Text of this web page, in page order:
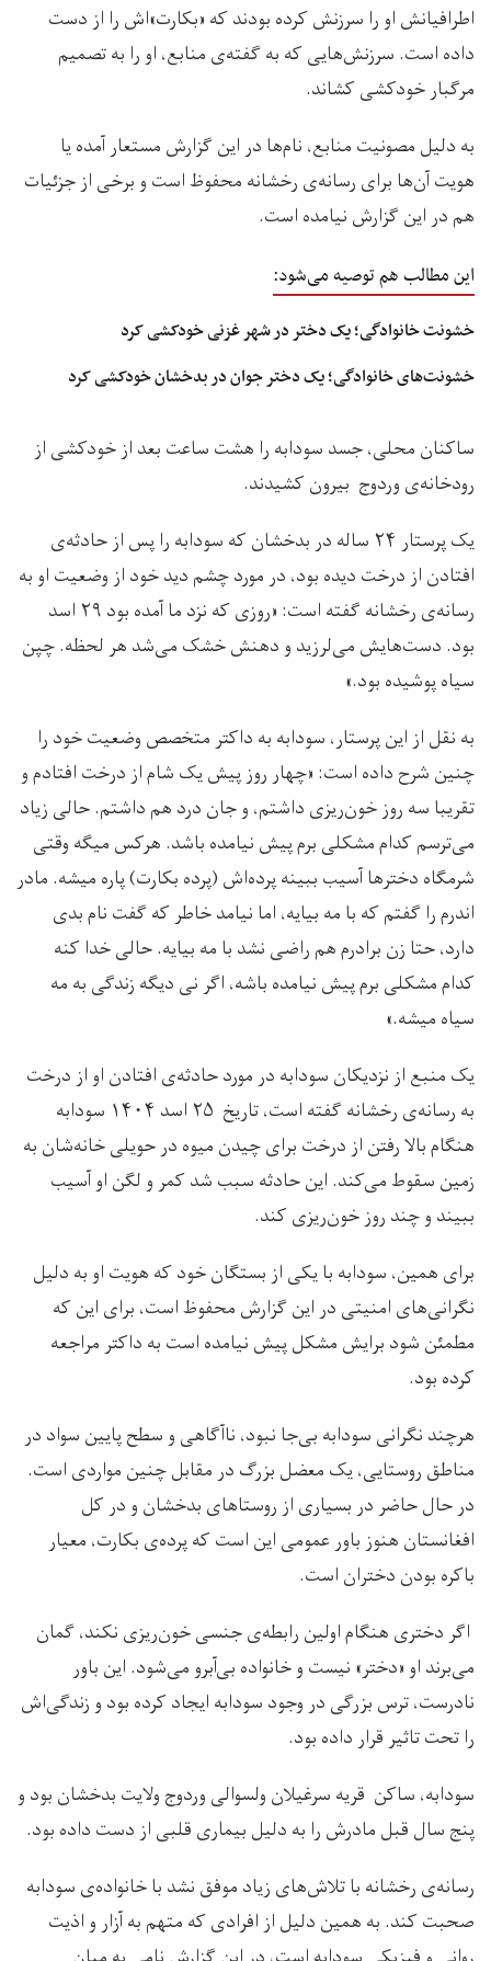
اطرافیانش او را سرزنش کرده بودند که «بکارت»‌اش را از دست
داده است. سرزنش‌هایی که به گفته‌ی منابع، او را به تصمیم
مرگبار خودکشی کشاند.
به دلیل مصونیت منابع، نام‌ها در این گزارش مستعار آمده یا
هویت آن‌ها برای رسانه‌ی رخشانه محفوظ است و برخی از جزئیات
هم در این گزارش نیامده است.
این مطالب هم توصیه می‌شود:
خشونت خانوادگی؛ یک دختر در شهر غزنی خودکشی کرد
خشونت‌های خانوادگی؛ یک دختر جوان در بدخشان خودکشی کرد
ساکنان محلی، جسد سودابه را هشت ساعت بعد از خودکشی از
رودخانه‌ی وردوج بیرون کشیدند.
یک پرستار ۲۴ ساله در بدخشان که سودابه را پس از حادثه‌ی
افتادن از درخت دیده بود، در مورد چشم دید خود از وضعیت او به
رسانه‌ی رخشانه گفته است: «روزی که نزد ما آمده بود ۲۹ اسد
بود. دست‌هایش می‌لرزید و دهنش خشک می‌شد هر لحظه. چپن
سیاه پوشیده بود.»
به نقل از این پرستار، سودابه به داکتر متخصص وضعیت خود را
چنین شرح داده است: «چهار روز پیش یک شام از درخت افتادم و
تقریبا سه روز خون‌ریزی داشتم، و جان درد هم داشتم. حالی زیاد
می‌ترسم کدام مشکلی برم پیش نیامده باشد. هر‌کس میگه وقتی
شرمگاه دختر‌ها آسیب ببینه پرده‌ا‌‌ش (پرده بکارت) پاره میشه. مادر
اندرم را گفتم که با مه بیایه، اما نیامد خاطر که گفت نام بدی
دارد، حتا زن برادرم هم راضی نشد با مه بیایه. حالی خدا کنه
کدام مشکلی برم پیش نیامده باشه، اگر نی دیگه زندگی به مه
سیاه میشه.»
یک منبع از نزدیکان سودابه در مورد حادثه‌ی افتادن او از درخت
به رسانه‌ی رخشانه گفته است، تاریخ ۲۵ اسد ۱۴۰۴ سودابه
هنگام بالا رفتن از درخت برای چیدن میوه در حویلی خانه‌شان به
زمین سقوط می‌کند. این حادثه سبب شد کمر و لگن او آسیب
ببیند و چند روز خون‌ریزی کند.
برای همین، سودابه با یکی از بستگان خود که هویت او به دلیل
نگرانی‌های امنیتی در این گزارش محفوظ است، برای این که
مطمئن شود برایش مشکل پیش نیامده است به داکتر مراجعه
کرده بود.
هرچند نگرانی سودابه بی‌جا نبود، نا‌آگاهی و سطح پایین سواد در
مناطق روستایی، یک معضل بزرگ در مقابل چنین مواردی است.
در حال حاضر در بسیاری از روستاهای بدخشان و در کل
افغانستان هنوز باور عمومی این است که پرده‌ی بکارت، معیار
باکره بودن دختران است.
اگر دختری هنگام اولین رابطه‌ی جنسی خون‌ریزی نکند، گمان
می‌برند او «دختر» نیست و خانواده بی‌آبرو می‌شود. این باور
نادرست، ترس بزرگی در وجود سودابه ایجاد کرده بود و زندگی‌اش
را تحت تاثیر قرار داده بود.
سودابه، ساکن قریه سرغیلان ولسوالی وردوج ولایت بدخشان بود و
پنج سال قبل مادرش را به دلیل بیماری قلبی از دست داده بود.
رسانه‌ی رخشانه با تلاش‌های زیاد موفق نشد با خانواده‌ی سودابه
صحبت کند. به همین دلیل از افرادی که متهم به آزار و اذیت